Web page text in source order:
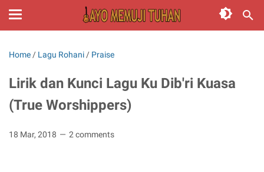
Home / Lagu Rohani / Praise
Lirik dan Kunci Lagu Ku Dib'ri Kuasa
(True Worshippers)
18 Mar, 2018 2 comments